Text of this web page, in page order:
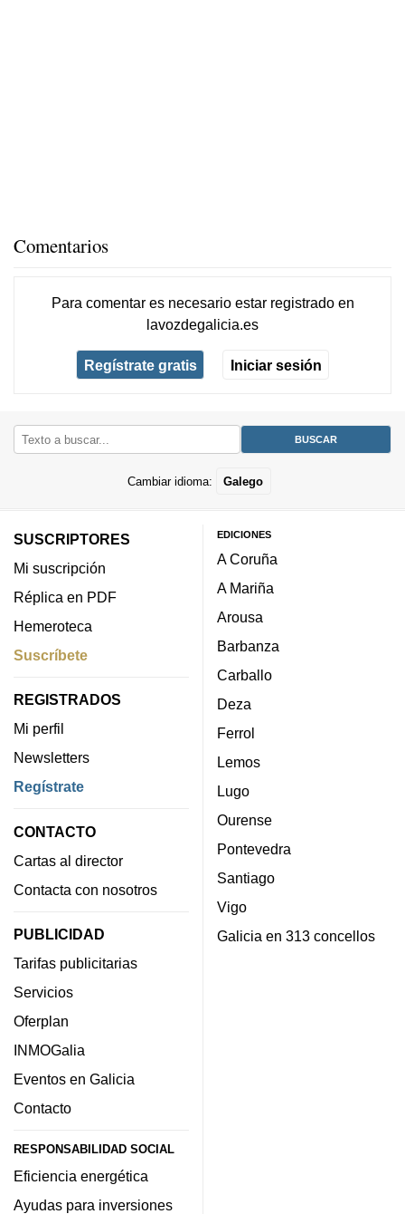
Comentarios
Para comentar es necesario estar registradoen
lavozdegalicia.es
Regístrate gratis Iniciar sesión
Cambiar idioma: Galego
SUSCRIPTORES
Mi suscripción
Réplica en PDF
Hemeroteca
Suscríbete
REGISTRADOS
Mi perfil
Newsletters
Regístrate
CONTACTO
Cartas al director
Contacta con nosotros
PUBLICIDAD
Tarifas publicitarias
Servicios
Oferplan
INMOGalia
Eventos en Galicia
Contacto
RESPONSABILIDAD SOCIAL
Eficiencia energética
Ayudas para inversiones
EDICIONES
A Coruña
A Mariña
Arousa
Barbanza
Carballo
Deza
Ferrol
Lemos
Lugo
Ourense
Pontevedra
Santiago
Vigo
Galicia en 313 concellos